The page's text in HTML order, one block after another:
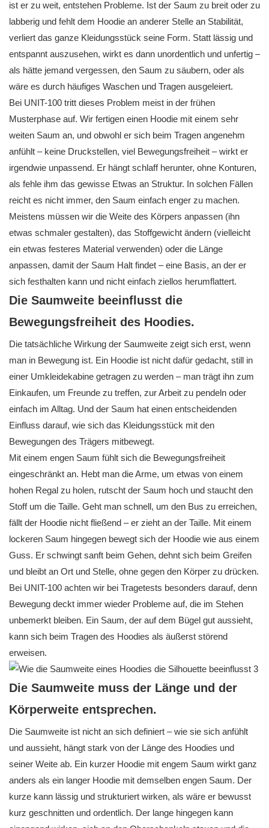
ist er zu weit, entstehen Probleme. Ist der Saum zu breit oder zu
labberig und fehlt dem Hoodie an anderer Stelle an Stabilität,
verliert das ganze Kleidungsstück seine Form. Statt lässig und
entspannt auszusehen, wirkt es dann unordentlich und unfertig –
als hätte jemand vergessen, den Saum zu säubern, oder als
wäre es durch häufiges Waschen und Tragen ausgeleiert.
Bei UNIT-100 tritt dieses Problem meist in der frühen
Musterphase auf. Wir fertigen einen Hoodie mit einem sehr
weiten Saum an, und obwohl er sich beim Tragen angenehm
anfühlt – keine Druckstellen, viel Bewegungsfreiheit – wirkt er
irgendwie unpassend. Er hängt schlaff herunter, ohne Konturen,
als fehle ihm das gewisse Etwas an Struktur. In solchen Fällen
reicht es nicht immer, den Saum einfach enger zu machen.
Meistens müssen wir die Weite des Körpers anpassen (ihn
etwas schmaler gestalten), das Stoffgewicht ändern (vielleicht
ein etwas festeres Material verwenden) oder die Länge
anpassen, damit der Saum Halt findet – eine Basis, an der er
sich festhalten kann und nicht einfach ziellos herumflattert.
Die Saumweite beeinflusst die
Bewegungsfreiheit des Hoodies.
Die tatsächliche Wirkung der Saumweite zeigt sich erst, wenn
man in Bewegung ist. Ein Hoodie ist nicht dafür gedacht, still in
einer Umkleidekabine getragen zu werden – man trägt ihn zum
Einkaufen, um Freunde zu treffen, zur Arbeit zu pendeln oder
einfach im Alltag. Und der Saum hat einen entscheidenden
Einfluss darauf, wie sich das Kleidungsstück mit den
Bewegungen des Trägers mitbewegt.
Mit einem engen Saum fühlt sich die Bewegungsfreiheit
eingeschränkt an. Hebt man die Arme, um etwas von einem
hohen Regal zu holen, rutscht der Saum hoch und staucht den
Stoff um die Taille. Geht man schnell, um den Bus zu erreichen,
fällt der Hoodie nicht fließend – er zieht an der Taille. Mit einem
lockeren Saum hingegen bewegt sich der Hoodie wie aus einem
Guss. Er schwingt sanft beim Gehen, dehnt sich beim Greifen
und bleibt an Ort und Stelle, ohne gegen den Körper zu drücken.
Bei UNIT-100 achten wir bei Tragetests besonders darauf, denn
Bewegung deckt immer wieder Probleme auf, die im Stehen
unbemerkt bleiben. Ein Saum, der auf dem Bügel gut aussieht,
kann sich beim Tragen des Hoodies als äußerst störend
erweisen.
Die Saumweite muss der Länge und der
Körperweite entsprechen.
Die Saumweite ist nicht an sich definiert – wie sie sich anfühlt
und aussieht, hängt stark von der Länge des Hoodies und
seiner Weite ab. Ein kurzer Hoodie mit engem Saum wirkt ganz
anders als ein langer Hoodie mit demselben engen Saum. Der
kurze kann lässig und strukturiert wirken, als wäre er bewusst
kurz geschnitten und ordentlich. Der lange hingegen kann